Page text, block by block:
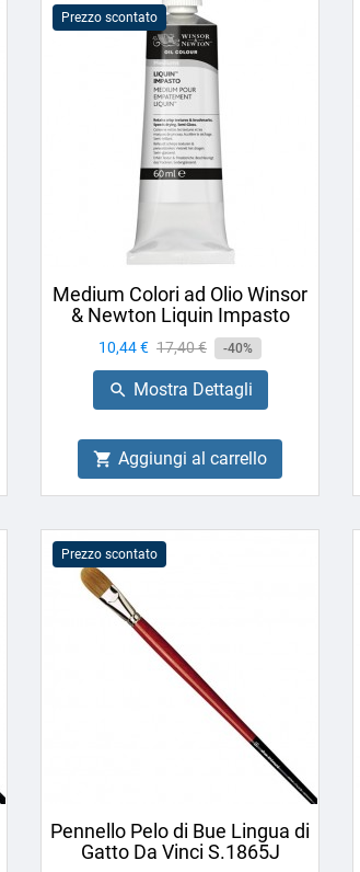
Prezzo scontato
Medium Colori ad Olio Winsor
& Newton Liquin Impasto
Prezzo
10,44 € Prezzo
base
17,40 € -40%
 Mostra Dettagli
 Aggiungi al carrello
Prezzo scontato
Pennello Pelo di Bue Lingua di
Gatto Da Vinci S.1865J